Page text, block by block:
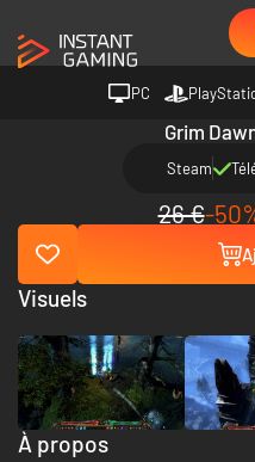
PC
Grim
Steam
26 €-
À propos
Visuels